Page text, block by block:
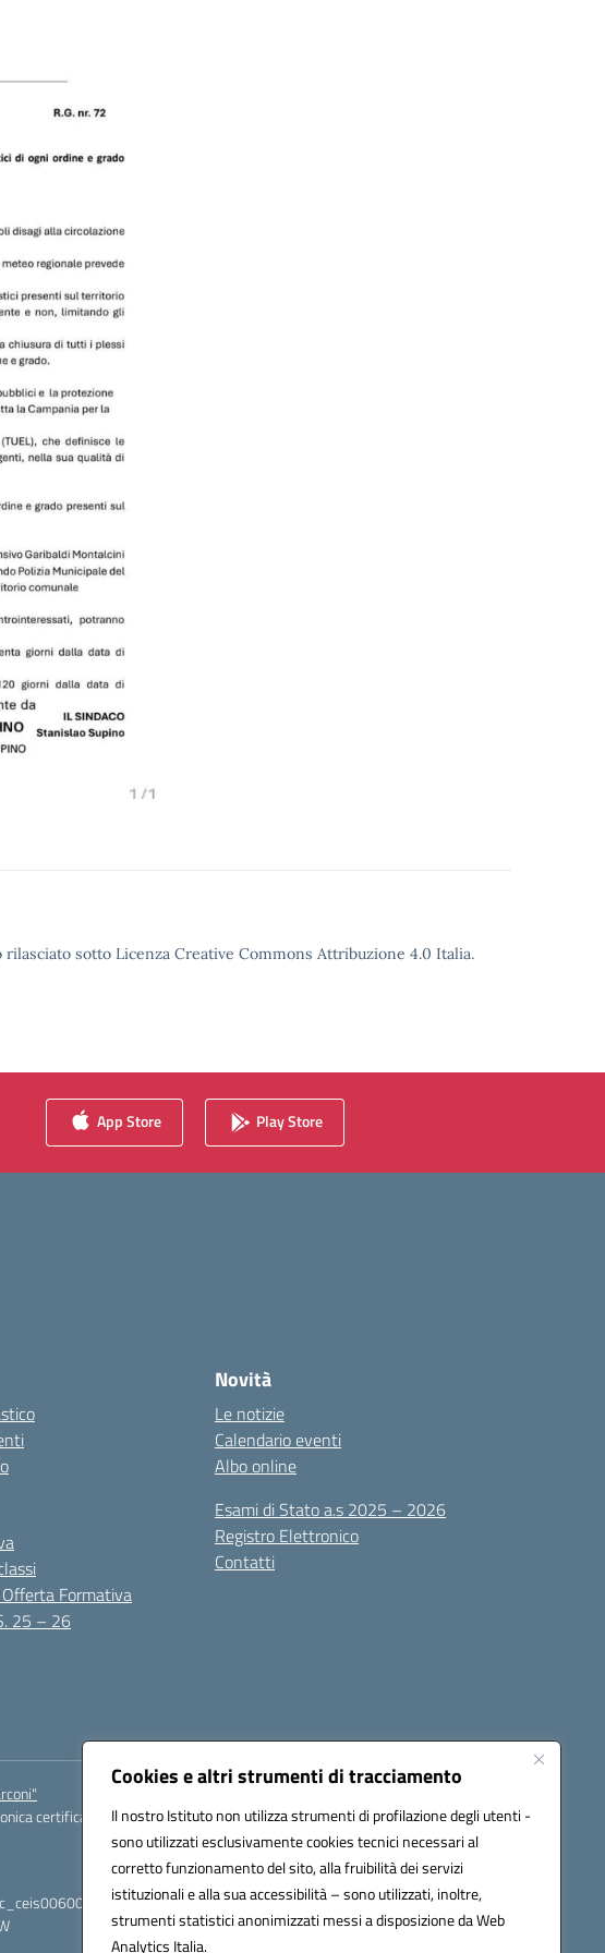
Cookies e altri strumenti di tracciamento
Il nostro Istituto non utilizza strumenti di profilazione degli utenti -
sono utilizzati esclusivamente cookies tecnici necessari al
corretto funzionamento del sito, alla fruibilità dei servizi
istituzionali e alla sua accessibilità – sono utilizzati, inoltre,
strumenti statistici anonimizzati messi a disposizione da Web
Analytics Italia.
sotto Licenza Creative Commons Attribuzione 4.0 Italia.
App Store Play Store
Formativa
25 – 26
Novità
Le notizie
Calendario eventi
Albo online
Esami di Stato a.s 2025 – 2026
Registro Elettronico
Contatti
certificata (PEC):ceis006006@pec.istruzione.it